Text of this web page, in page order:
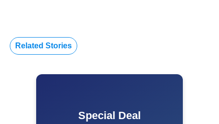
Related Stories
Special Deal